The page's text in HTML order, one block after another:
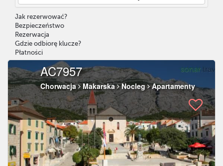
Jak rezerwować?
Bezpieczeństwo
Rezerwacja
Gdzie odbiorę klucze?
Płatności
AC7957
Chorwacja Makarska Nocleg Apartamenty